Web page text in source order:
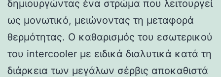
δημιουργώντας ένα στρώμα που λειτουργεί
ως μονωτικό, μειώνοντας τη μεταφορά
θερμότητας. Ο καθαρισμός του εσωτερικού
του intercooler με ειδικά διαλυτικά κατά τη
διάρκεια των μεγάλων σέρβις αποκαθιστά